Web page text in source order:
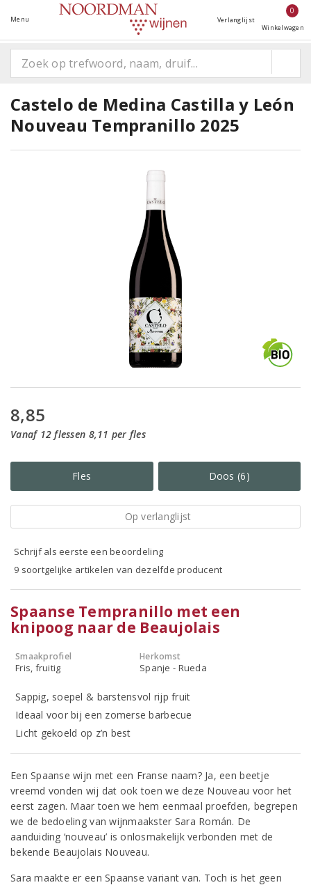
Menu Verlanglijst
0
Winkelwagen
Castelo de Medina Castilla y León
Nouveau Tempranillo 2025
8,85
Vanaf 12 flessen 8,11 per fles
Fles Doos (6)
Op verlanglijst
Schrijf als eerste een beoordeling
9 soortgelijke artikelen van dezelfde producent
Spaanse Tempranillo met een
knipoog naar de Beaujolais
Smaakprofiel
Fris, fruitig
Herkomst
Spanje - Rueda
Sappig, soepel & barstensvol rijp fruit
Ideaal voor bij een zomerse barbecue
Licht gekoeld op z’n best
Een Spaanse wijn met een Franse naam? Ja, een beetje
vreemd vonden wij dat ook toen we deze Nouveau voor het
eerst zagen. Maar toen we hem eenmaal proefden, begrepen
we de bedoeling van wijnmaakster Sara Román. De
aanduiding ‘nouveau’ is onlosmakelijk verbonden met de
bekende Beaujolais Nouveau.
Sara maakte er een Spaanse variant van. Toch is het geen